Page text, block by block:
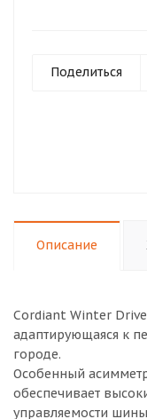
Поделиться
Описание
Cordiant Winter
адаптирующаяся к
городе.
Особенный
обеспечивает
управляемости